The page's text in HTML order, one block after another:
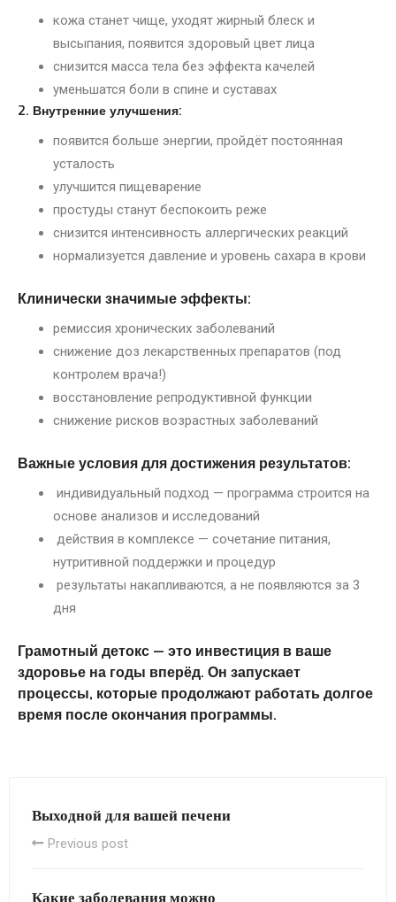
кожа станет чище, уходят жирный блеск и
высыпания, появится здоровый цвет лица
снизится масса тела без эффекта качелей
уменьшатся боли в спине и суставах
2. Внутренние улучшения:
появится больше энергии, пройдёт постоянная
усталость
улучшится пищеварение
простуды станут беспокоить реже
снизится интенсивность аллергических реакций
нормализуется давление и уровень сахара в крови
Клинически значимые эффекты:
ремиссия хронических заболеваний
снижение доз лекарственных препаратов (под
контролем врача!)
восстановление репродуктивной функции
снижение рисков возрастных заболеваний
Важные условия для достижения результатов:
индивидуальный подход — программа строится на
основе анализов и исследований
действия в комплексе — сочетание питания,
нутритивной поддержки и процедур
результаты накапливаются, а не появляются за 3
дня
Грамотный детокс — это инвестиция в ваше
здоровье на годы вперёд. Он запускает
процессы, которые продолжают работать долгое
время после окончания программы.
Выходной для вашей печени
Previous post